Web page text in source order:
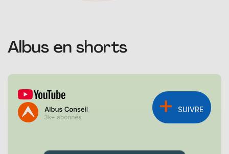
Albus en shorts
SUIVRE